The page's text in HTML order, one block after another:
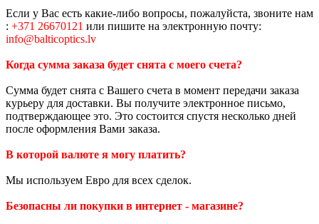
Если у Вас есть какие-либо вопросы, пожалуйста, звоните нам
: +371 26670121 или пишите на электронную почту:
info@balticoptics.lv
Когда сумма заказа будет снята с моего счета?
Сумма будет снята с Вашего счета в момент передачи заказа
курьеру для доставки. Вы получите электронное письмо,
подтверждающее это. Это состоится спустя несколько дней
после оформления Вами заказа.
В которой валюте я могу платить?
Мы используем Евро для всех сделок.
Безопасны ли покупки в интернет - магазине?